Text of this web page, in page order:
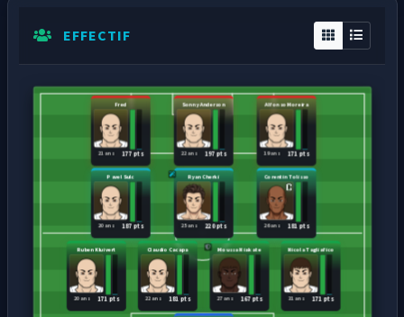
EFFECTIF
Ruben Kluivert
171 pts
20 ans
Claudio Cacapa
181 pts
22 ans
Moussa Niakate
167 pts
27 ans
Nicola Tagliafico
171 pts
31 ans
Pavel Sulc
187 pts
20 ans
Ryan Cherki
220 pts
25 ans
Corentin Tolisso
181 pts
26 ans
Fred
177 pts
21 ans
Sonny Anderson
197 pts
22 ans
Alfonso Moreira
171 pts
19 ans